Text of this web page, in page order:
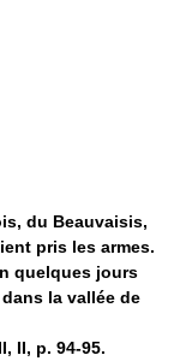
du Beauvaisis,
pris les armes.
quelques jours
la vallée de
II, p. 94-95.